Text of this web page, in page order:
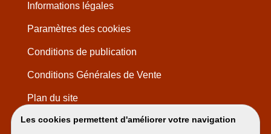
Les cookies permettent d'améliorer votre navigation
Informations légales
Paramètres des cookies
Conditions de publication
Conditions Générales de Vente
Plan du site